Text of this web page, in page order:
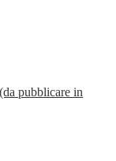
pubblicare in